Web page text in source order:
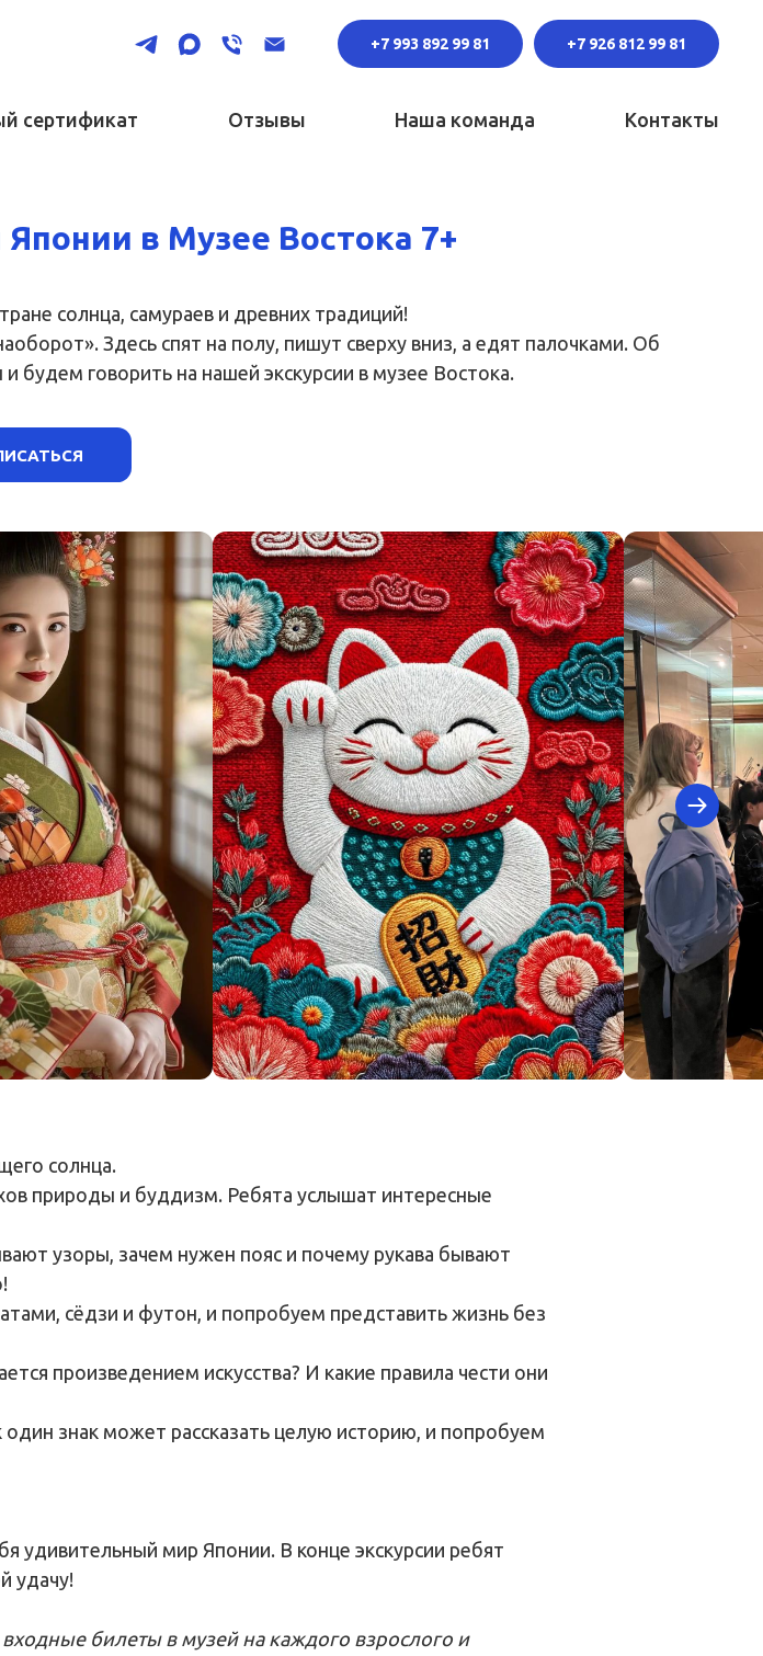
+7 993 892 99 81 +7 926 812 99 81
сертификат Отзывы Наша команда Контакты
в Музее Востока 7+
солнца, самураев и древних традиций!
Здесь спят на полу, пишут сверху вниз, а едят палочками. Об
будем говорить на нашей экскурсии в музее Востока.
солнца.
природы и буддизм. Ребята услышат интересные
узоры, зачем нужен пояс и почему рукава бывают
сёдзи и футон, и попробуем представить жизнь без
произведением искусства? И какие правила чести они
знак может рассказать целую историю, и попробуем
удивительный мир Японии. В конце экскурсии ребят
удачу!
билеты в музей на каждого взрослого и